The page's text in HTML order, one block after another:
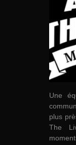
Une
plus
The